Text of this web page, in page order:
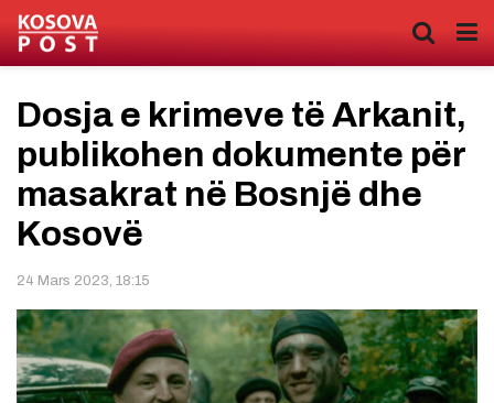
Dosja e krimeve të Arkanit,
publikohen dokumente për
masakrat në Bosnjë dhe
Kosovë
24 Mars 2023, 18:15